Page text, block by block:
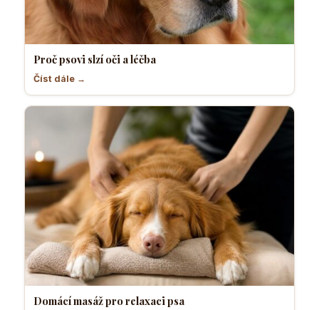
Proč psovi slzí oči a léčba
Číst dále →
Domácí masáž pro relaxaci psa